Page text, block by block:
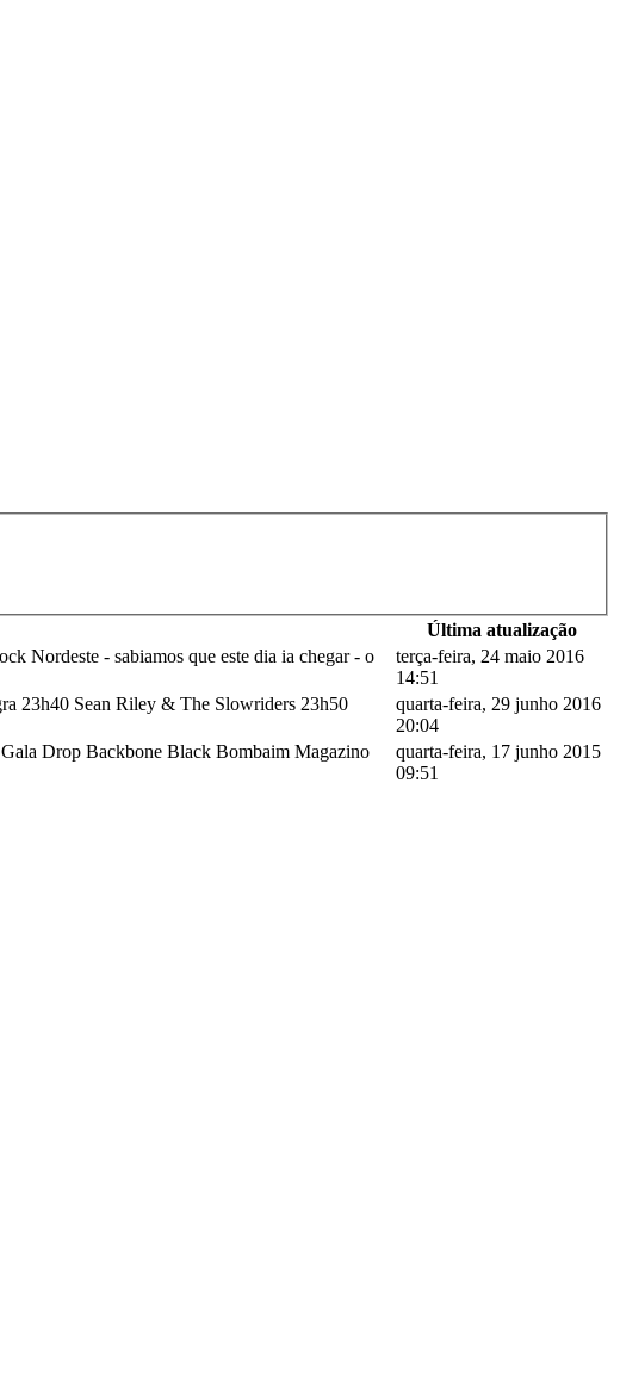
Última atualização
Nordeste - sabiamos que este dia ia chegar - o
terça-feira, 24 maio 2016
14:51
23h40 Sean Riley & The Slowriders 23h50
quarta-feira, 29 junho 2016
20:04
Drop Backbone Black Bombaim Magazino
quarta-feira, 17 junho 2015
09:51